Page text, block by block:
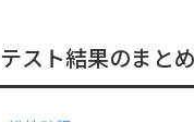
テスト結果のまとめ